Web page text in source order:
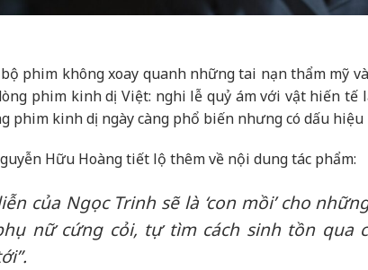
phim không xoay quanh những tai nạn thẩm mỹ
phim kinh dị Việt: nghi lễ quỷ ám với vật hiến
phim kinh dị ngày càng phổ biến nhưng có dấu
Hữu Hoàng tiết lộ thêm về nội dung tác phẩm:
của Ngọc Trinh sẽ là ‘con mồi’ cho
nữ cứng cỏi, tự tìm cách sinh tồn qua